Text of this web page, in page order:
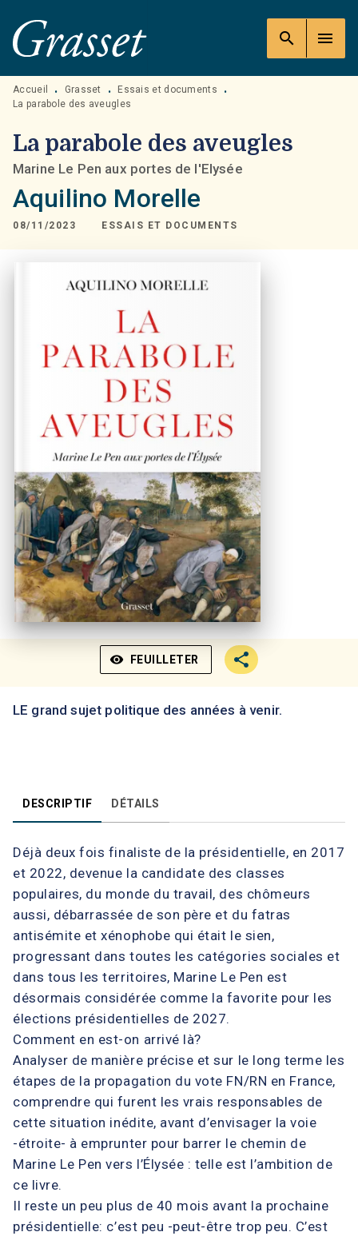
MENU RECHERCHE
PIED DE PAGE
search menu
Accueil • Grasset • Essais et documents
•
La parabole des aveugles
La parabole des aveugles
Marine Le Pen aux portes de l'Elysée
Aquilino Morelle
08/11/2023 ESSAIS ET DOCUMENTS
visibility FEUILLETER
LE grand sujet politique des années à venir.
DESCRIPTIF DÉTAILS
Déjà deux fois finaliste de la présidentielle, en 2017
et 2022, devenue la candidate des classes
populaires, du monde du travail, des chômeurs
aussi, débarrassée de son père et du fatras
antisémite et xénophobe qui était le sien,
progressant dans toutes les catégories sociales et
dans tous les territoires, Marine Le Pen est
désormais considérée comme la favorite pour les
élections présidentielles de 2027.
Comment en est-on arrivé là?
Analyser de manière précise et sur le long terme les
étapes de la propagation du vote FN/RN en France,
comprendre qui furent les vrais responsables de
cette situation inédite, avant d’envisager la voie
-étroite- à emprunter pour barrer le chemin de
Marine Le Pen vers l’Élysée : telle est l’ambition de
ce livre.
Il reste un peu plus de 40 mois avant la prochaine
présidentielle: c’est peu -peut-être trop peu. C’est